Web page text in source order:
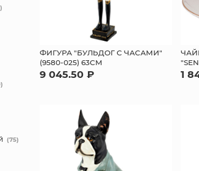
ФИГУРА "БУЛЬДОГ С ЧАСАМИ"
(9580-025) 63СМ
9 045.50 ₽ 1
(75)